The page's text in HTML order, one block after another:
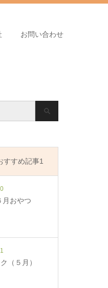
お問い合わせ
すすめ記事1
月おやつ
（５月）